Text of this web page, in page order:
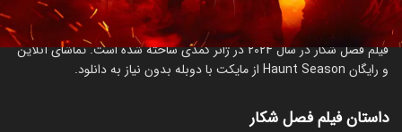
درباره فیلم فصل شکار
فیلم فصل شکار در سال 2024 در ژانر کمدی ساخته شده است. تماشای آنلاین
و رایگان Haunt Season از مایکت با دوبله بدون نیاز به دانلود.
داستان فیلم فصل شکار